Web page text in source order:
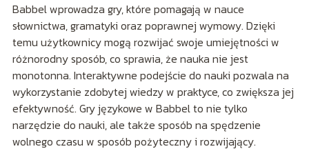
Babbel wprowadza gry, które pomagają w nauce
słownictwa, gramatyki oraz poprawnej wymowy. Dzięki
temu użytkownicy mogą rozwijać swoje umiejętności w
różnorodny sposób, co sprawia, że nauka nie jest
monotonna. Interaktywne podejście do nauki pozwala na
wykorzystanie zdobytej wiedzy w praktyce, co zwiększa jej
efektywność. Gry językowe w Babbel to nie tylko
narzędzie do nauki, ale także sposób na spędzenie
wolnego czasu w sposób pożyteczny i rozwijający.